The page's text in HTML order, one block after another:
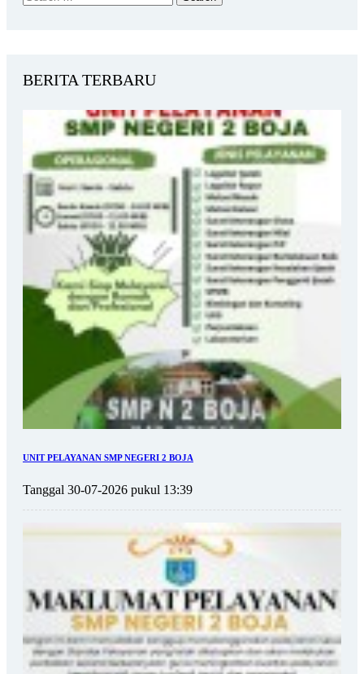
BERITA TERBARU
UNIT PELAYANAN SMP NEGERI 2 BOJA
Tanggal 30-07-2026 pukul 13:39